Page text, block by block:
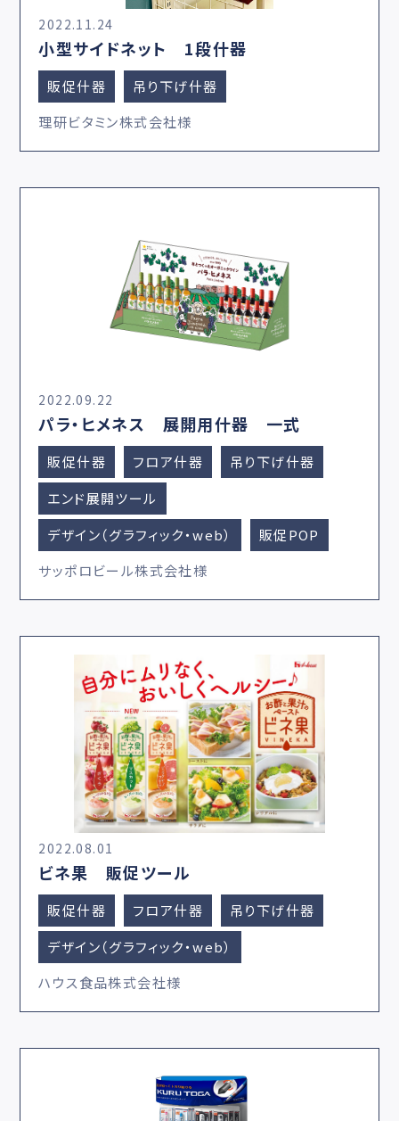
2022.11.24
小型サイドネット 1段什器
販促什器
吊り下げ什器
理研ビタミン株式会社様
2022.09.22
パラ・ヒメネス 展開用什器 一式
販促什器 フロア什器
吊り下げ什器
エンド展開ツール
デザイン（グラフィック・web）
販促POP
サッポロビール株式会社様
2022.08.01
ビネ果 販促ツール
販促什器 フロア什器
吊り下げ什器
デザイン（グラフィック・web）
ハウス食品株式会社様